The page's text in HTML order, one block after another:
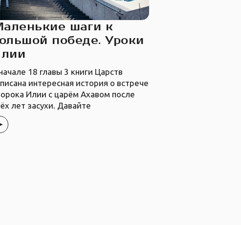
шаги к
победе. Уроки
18 главы 3 книги Царств
интересная история о встрече
Илии с царём Ахавом после
лет засухи. Давайте